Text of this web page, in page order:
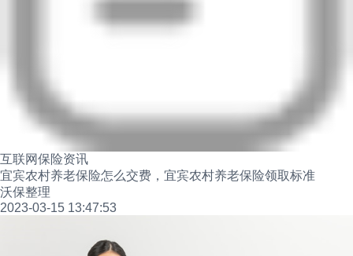
互联网保险资讯
宜宾农村养老保险怎么交费，宜宾农村养老保险领取标准
沃保整理
2023-03-15 13:47:53